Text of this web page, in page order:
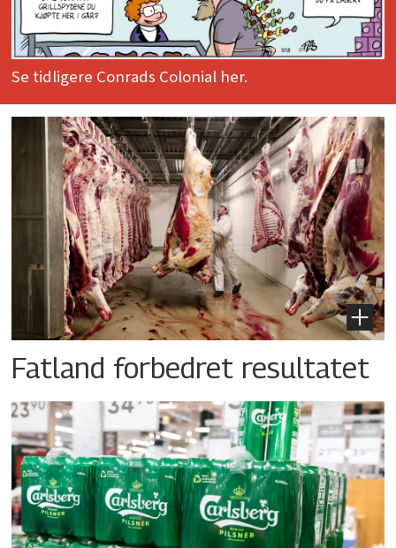
Se tidligere Conrads Colonial her.
Fatland forbedret resultatet